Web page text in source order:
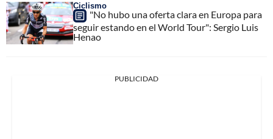
Ciclismo
"No hubo una oferta clara en Europa para
seguir estando en el World Tour": Sergio Luis
Henao
PUBLICIDAD